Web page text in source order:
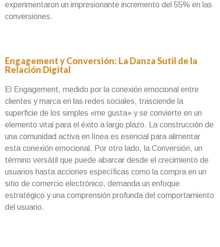
experimentaron un impresionante incremento del 55% en las
conversiones.
Engagement y Conversión: La Danza Sutil de la
Relación Digital
El Engagement, medido por la conexión emocional entre
clientes y marca en las redes sociales, trasciende la
superficie de los simples «me gusta» y se convierte en un
elemento vital para el éxito a largo plazo. La construcción de
una comunidad activa en línea es esencial para alimentar
esta conexión emocional. Por otro lado, la Conversión, un
término versátil que puede abarcar desde el crecimiento de
usuarios hasta acciones específicas como la compra en un
sitio de comercio electrónico, demanda un enfoque
estratégico y una comprensión profunda del comportamiento
del usuario.